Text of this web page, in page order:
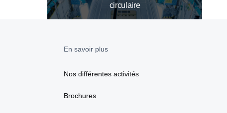
circulaire
En savoir plus
Nos différentes activités
Brochures